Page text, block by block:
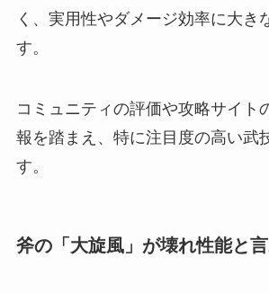
く、実用性やダメージ効率に大き
す。
コミュニティの評価や攻略サイト
報を踏まえ、特に注目度の高い武
す。
斧の「大旋風」が壊れ性能と